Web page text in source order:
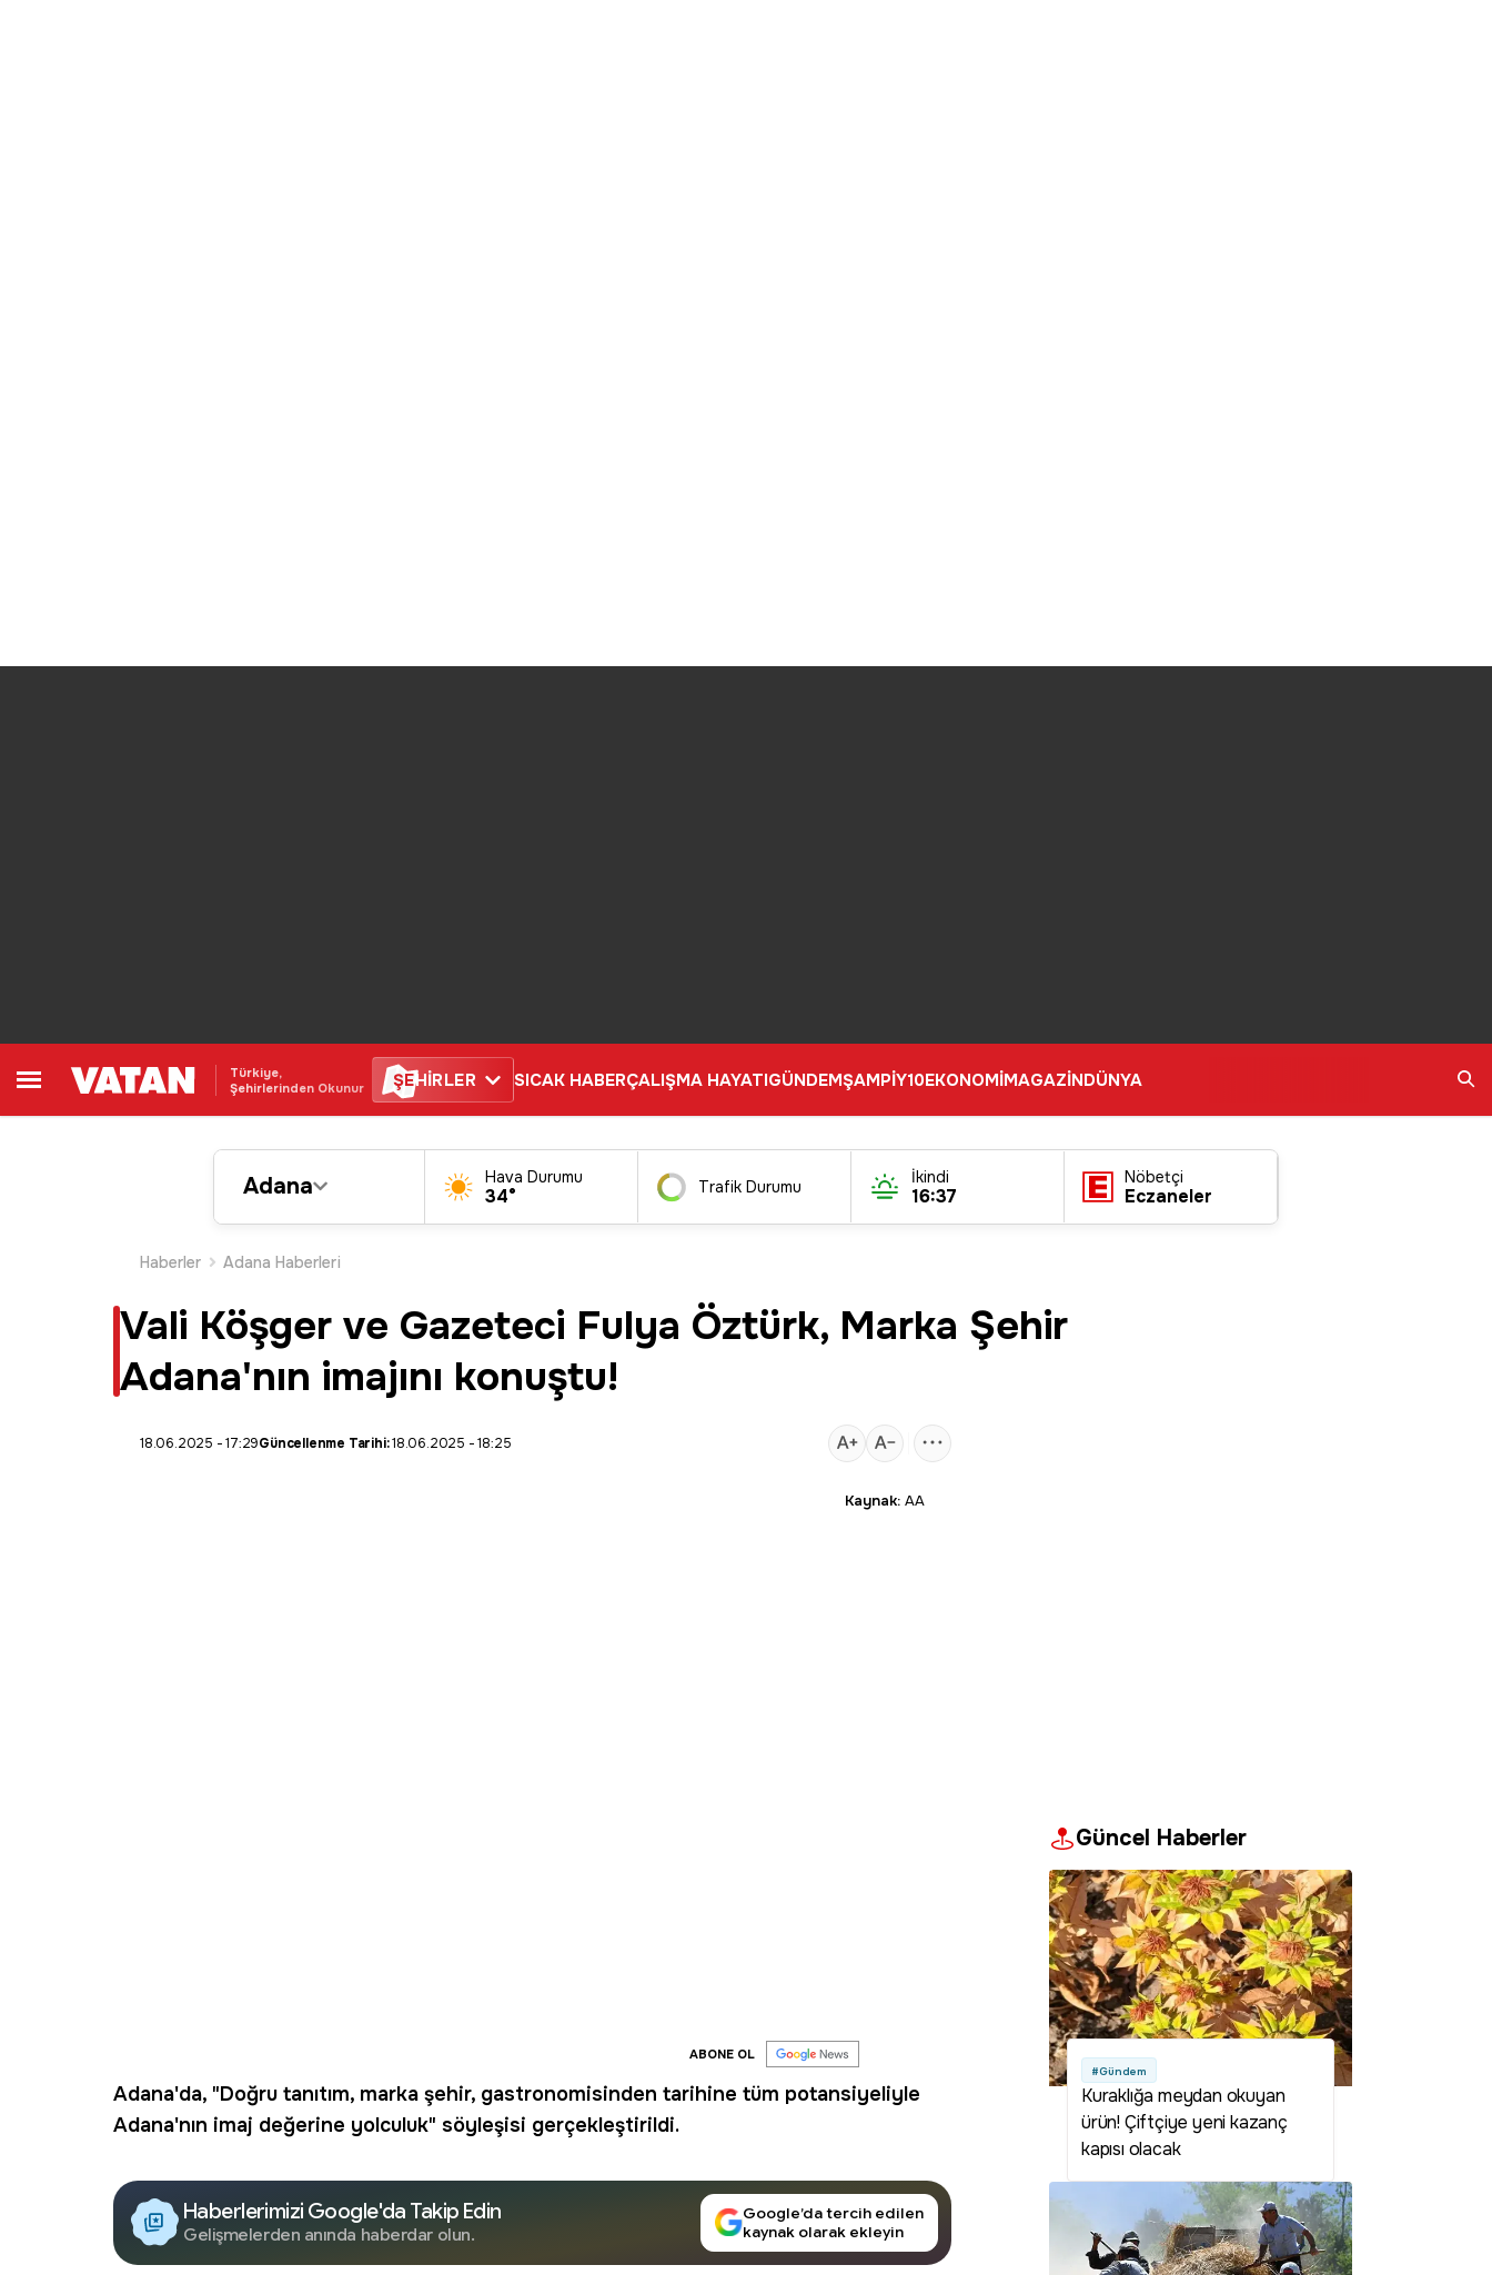
Türkiye,
Şehirlerinden Okunur
ŞEHİRLER SICAK HABERÇALIŞMA HAYATIGÜNDEMŞAMPİY10EKONOMİMAGAZİNDÜNYA
Adana Hava Durumu
34° Trafik Durumu İkindi
16:37
Nöbetçi
Eczaneler
Haberler Adana Haberleri
Vali Köşger ve Gazeteci Fulya Öztürk, Marka Şehir
Adana'nın imajını konuştu!
18.06.2025 - 17:29Güncellenme Tarihi:18.06.2025 - 18:25
Kaynak: AA
ABONE OL
Adana'da, "Doğru tanıtım, marka şehir, gastronomisinden tarihine tüm potansiyeliyle
Adana'nın imaj değerine yolculuk" söyleşisi gerçekleştirildi.
Haberlerimizi Google'da Takip Edin
Gelişmelerden anında haberdar olun.
Google’da tercih edilen
kaynak olarak ekleyin
Güncel Haberler
#Gündem
Kuraklığa meydan okuyan
ürün! Çiftçiye yeni kazanç
kapısı olacak